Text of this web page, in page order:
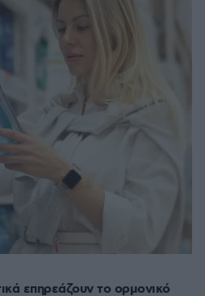
επηρεάζουν το ορμονικό